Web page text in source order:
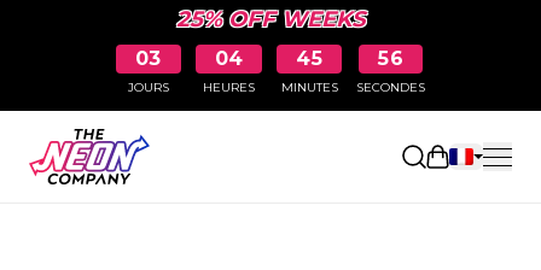
25% OFF WEEKS
03
JOURS
04
HEURES
45
MINUTES
56
SECONDES
Ouvrir le
PAGE NON TROUVÉE